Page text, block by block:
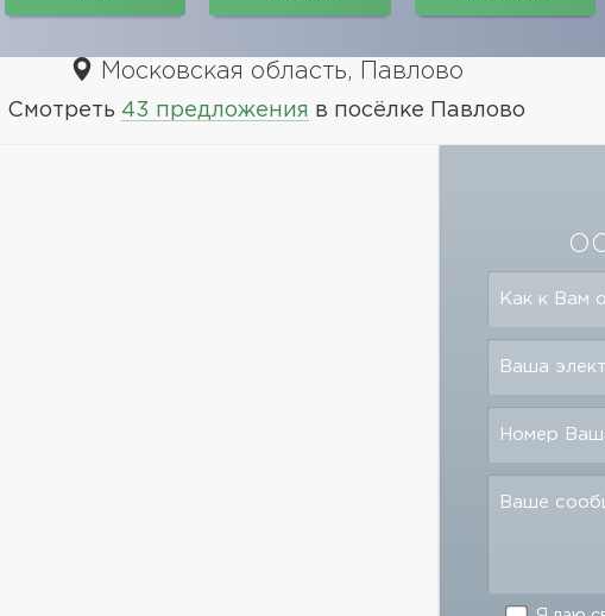
Московская область, Павлово
Смотреть 43 предложения в посёлке Павлово
Как к Вам
Ваша
Номер
Ваше